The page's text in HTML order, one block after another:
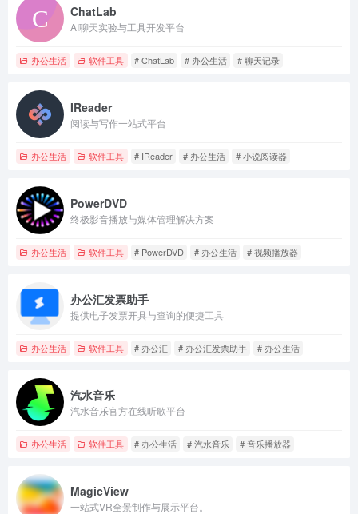
ChatLab
AI聊天实验与工具开发平台
办公生活 软件工具 # ChatLab # 办公生活 # 聊天记录
IReader
阅读与写作一站式平台
办公生活 软件工具 # IReader # 办公生活 # 小说阅读器
PowerDVD
终极影音播放与媒体管理解决方案
办公生活 软件工具 # PowerDVD # 办公生活 # 视频播放器
办公汇发票助手
提供电子发票开具与查询的便捷工具
办公生活 软件工具 # 办公汇 # 办公汇发票助手 # 办公生活
汽水音乐
汽水音乐官方在线听歌平台
办公生活 软件工具 # 办公生活 # 汽水音乐 # 音乐播放器
MagicView
一站式VR全景制作与展示平台。